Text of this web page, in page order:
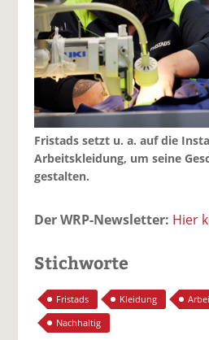
Fristads setzt u. a. auf die
Arbeitskleidung, um seine
gestalten.
Der WRP-Newsletter: Hier
Stichworte
Fristads Kleidung
Nachhaltig